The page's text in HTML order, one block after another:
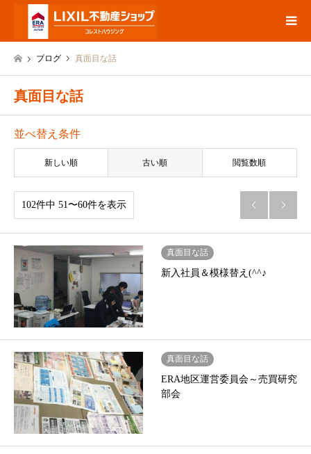
ブログ 真面目な話
真面目な話
並べ替え条件
新しい順 古い順 閲覧数順
102件中 51〜60件を表示  
真面目な話
新入社員＆模様替え(^^♪
真面目な話
ERA地区運営委員会～売買研究
部会